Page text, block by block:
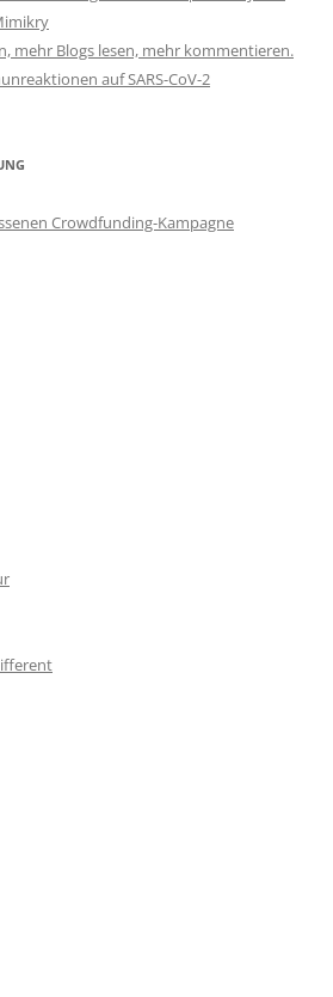
mehr Blogs lesen, mehr kommentieren.
auf SARS-CoV-2
Crowdfunding-Kampagne